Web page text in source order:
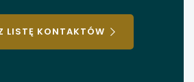
LISTĘ KONTAKTÓW